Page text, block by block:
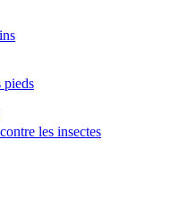
pieds
les insectes